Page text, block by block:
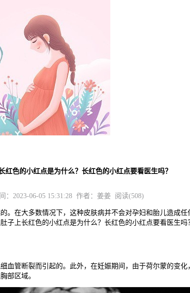
红色的小红点是为什么？长红色的小红点要看医生吗？
：2023-06-05 15:31:28 作者：姜姜 阅读(508)
在大多数情况下，这种皮肤病并不会对孕妇和胎儿造成任
上长红色的小红点是为什么？长红色的小红点要看医生
管断裂而引起的。此外，在妊娠期间，由于荷尔蒙的变化
部区域。